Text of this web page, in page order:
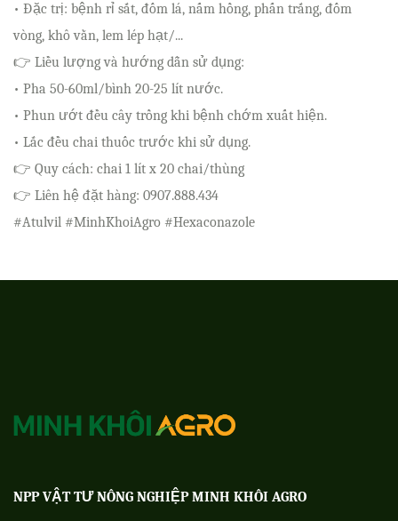
• Đặc trị: bệnh rỉ sắt, đốm lá, nấm hồng, phấn trắng, đốm
vòng, khô vằn, lem lép hạt/...
👉 Liều lượng và hướng dẫn sử dụng:
• Pha 50-60ml/bình 20-25 lít nước.
• Phun ướt đều cây trồng khi bệnh chớm xuất hiện.
• Lắc đều chai thuốc trước khi sử dụng.
👉 Quy cách: chai 1 lít x 20 chai/thùng
👉 Liên hệ đặt hàng: 0907.888.434
#Atulvil #MinhKhoiAgro #Hexaconazole
NPP VẬT TƯ NÔNG NGHIỆP MINH KHÔI AGRO